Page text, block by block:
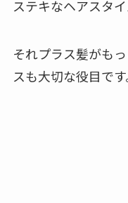
ステキなヘアスタイ
それプラス髪がも
スも大切な役目です